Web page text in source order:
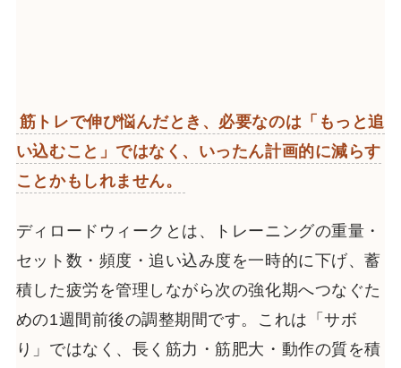
筋トレで伸び悩んだとき、必要なのは「もっと追
い込むこと」ではなく、いったん計画的に減らす
ことかもしれません。
ディロードウィークとは、トレーニングの重量・
セット数・頻度・追い込み度を一時的に下げ、蓄
積した疲労を管理しながら次の強化期へつなぐた
めの1週間前後の調整期間です。これは「サボ
り」ではなく、長く筋力・筋肥大・動作の質を積